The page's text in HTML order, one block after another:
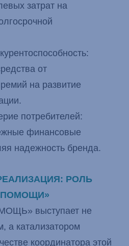
затрат на
от
на развитие
потребителей:
финансовые
надежность бренда.
РОЛЬ
выступает не
а катализатором
координатора этой